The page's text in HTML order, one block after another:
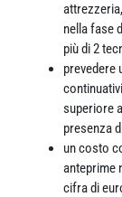
nella fase
più di 2
prevedere
superiore
presenza
un costo
anteprime
cifra di